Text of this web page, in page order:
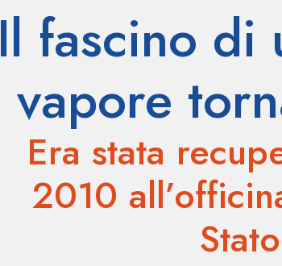
Il fascino di
vapore
Era stata
2010